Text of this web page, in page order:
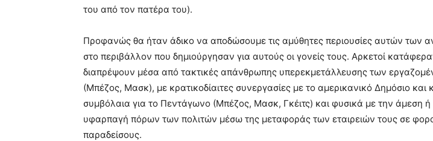
του από τον πατέρα του).
Προφανώς θα ήταν άδικο να αποδώσουμε τις αμύθητες περιουσίες αυτών των
στο περιβάλλον που δημιούργησαν για αυτούς οι γονείς τους. Αρκετοί
διαπρέψουν μέσα από τακτικές απάνθρωπης υπερεκμετάλλευσης των
(Μπέζος, Μασκ), με κρατικοδίαιτες συνεργασίες με το αμερικανικό Δημόσιο και
συμβόλαια για το Πεντάγωνο (Μπέζος, Μασκ, Γκέιτς) και φυσικά με την άμεση ή
υφαρπαγή πόρων των πολιτών μέσω της μεταφοράς των εταιρειών τους σε
παραδείσους.